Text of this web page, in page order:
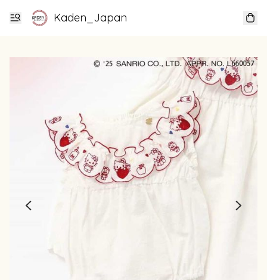
Kaden_Japan